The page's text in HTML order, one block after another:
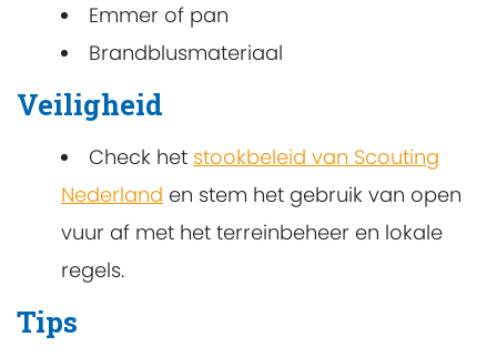
Emmer of pan
Brandblusmateriaal
Veiligheid
Check het stookbeleid van Scouting
Nederland en stem het gebruik van open
vuur af met het terreinbeheer en lokale
regels.
Tips